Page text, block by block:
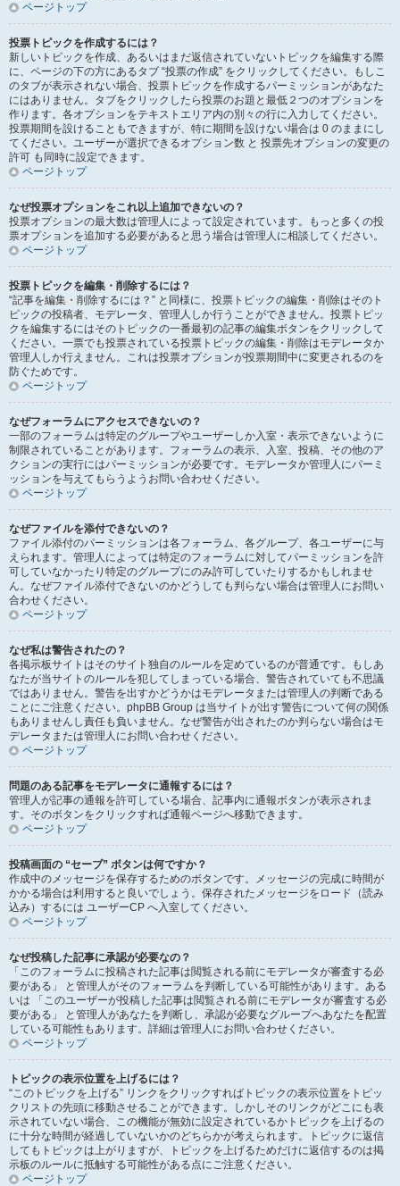
ページトップ
投票トピックを作成するには？
新しいトピックを作成、あるいはまだ返信されていないトピックを編集する際
に、ページの下の方にあるタブ “投票の作成” をクリックしてください。もしこ
のタブが表示されない場合、投票トピックを作成するパーミッションがあなた
にはありません。タブをクリックしたら投票のお題と最低２つのオプションを
作ります。各オプションをテキストエリア内の別々の行に入力してください。
投票期間を設けることもできますが、特に期間を設けない場合は 0 のままにし
てください。ユーザーが選択できるオプション数 と 投票先オプションの変更の
許可 も同時に設定できます。
ページトップ
なぜ投票オプションをこれ以上追加できないの？
投票オプションの最大数は管理人によって設定されています。もっと多くの投
票オプションを追加する必要があると思う場合は管理人に相談してください。
ページトップ
投票トピックを編集・削除するには？
“記事を編集・削除するには？” と同様に、投票トピックの編集・削除はそのト
ピックの投稿者、モデレータ、管理人しか行うことができません。投票トピッ
クを編集するにはそのトピックの一番最初の記事の編集ボタンをクリックして
ください。一票でも投票されている投票トピックの編集・削除はモデレータか
管理人しか行えません。これは投票オプションが投票期間中に変更されるのを
防ぐためです。
ページトップ
なぜフォーラムにアクセスできないの？
一部のフォーラムは特定のグループやユーザーしか入室・表示できないように
制限されていることがあります。フォーラムの表示、入室、投稿、その他のア
クションの実行にはパーミッションが必要です。モデレータか管理人にパーミ
ッションを与えてもらうようお問い合わせください。
ページトップ
なぜファイルを添付できないの？
ファイル添付のパーミッションは各フォーラム、各グループ、各ユーザーに与
えられます。管理人によっては特定のフォーラムに対してパーミッションを許
可していなかったり特定のグループにのみ許可していたりするかもしれませ
ん。なぜファイル添付できないのかどうしても判らない場合は管理人にお問い
合わせください。
ページトップ
なぜ私は警告されたの？
各掲示板サイトはそのサイト独自のルールを定めているのが普通です。もしあ
なたが当サイトのルールを犯してしまっている場合、警告されていても不思議
ではありません。警告を出すかどうかはモデレータまたは管理人の判断である
ことにご注意ください。phpBB Group は当サイトが出す警告について何の関係
もありませんし責任も負いません。なぜ警告が出されたのか判らない場合はモ
デレータまたは管理人にお問い合わせください。
ページトップ
問題のある記事をモデレータに通報するには？
管理人が記事の通報を許可している場合、記事内に通報ボタンが表示されま
す。そのボタンをクリックすれば通報ページへ移動できます。
ページトップ
投稿画面の “セーブ” ボタンは何ですか？
作成中のメッセージを保存するためのボタンです。メッセージの完成に時間が
かかる場合は利用すると良いでしょう。保存されたメッセージをロード（読み
込み）するには ユーザーCP へ入室してください。
ページトップ
なぜ投稿した記事に承認が必要なの？
「このフォーラムに投稿された記事は閲覧される前にモデレータが審査する必
要がある」 と管理人がそのフォーラムを判断している可能性があります。ある
いは 「このユーザーが投稿した記事は閲覧される前にモデレータが審査する必
要がある」 と管理人があなたを判断し、承認が必要なグループへあなたを配置
している可能性もあります。詳細は管理人にお問い合わせください。
ページトップ
トピックの表示位置を上げるには？
“このトピックを上げる” リンクをクリックすればトピックの表示位置をトピッ
クリストの先頭に移動させることができます。しかしそのリンクがどこにも表
示されていない場合、この機能が無効に設定されているかトピックを上げるの
に十分な時間が経過していないかのどちらかが考えられます。トピックに返信
してもトピックは上がりますが、トピックを上げるためだけに返信するのは掲
示板のルールに抵触する可能性がある点にご注意ください。
ページトップ